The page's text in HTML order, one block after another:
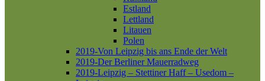
Estland
Lettland
Litauen
Polen
2019-Von Leipzig bis ans Ende der Welt
2019-Der Berliner Mauerradweg
2019-Leipzig – Stettiner Haff – Usedom –